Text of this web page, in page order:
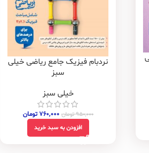
نردبام فیزیک جامع ریاضی خیلی
سبز
خیلی سبز
۹۵۰,۰۰۰تومان ۷۶۰,۰۰۰ تومان
افزودن به سبد خرید